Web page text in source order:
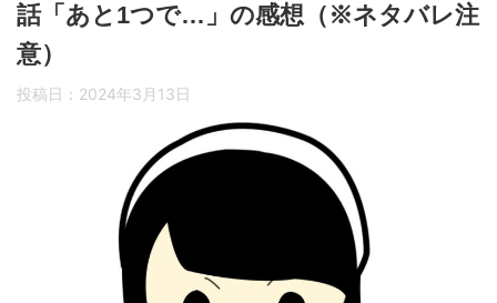
話「あと1つで…」の感想（※ネタバレ注
意）
投稿日： 2024年3月13日